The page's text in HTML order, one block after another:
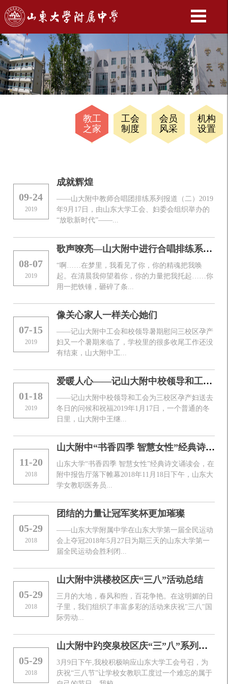
教工
之家
工会
制度
会员
风采
机构
设置
09-24
2019
成就辉煌
——山大附中教师合唱团排练系列报道（二）2019
年9月17日，由山东大学工会、妇委会组织举办的
“放歌新时代”——...
08-07
2019
歌声嘹亮—山大附中进行合唱排练系列报道（一）
“啊……在梦里，我看见了你，你的精魂把我唤
起。在清晨我仰望着你，你的力量把我托起……你
用一把铁锤，砸碎了条...
07-15
2019
像关心家人一样关心她们
——记山大附中工会和校领导暑期慰问三校区孕产
妇又一个暑期来临了，学校里的很多收尾工作还没
有结束，山大附中工...
01-18
2019
爱暖人心——记山大附中校领导和工会为三校区孕产妇送去冬日的问候和祝福
——记山大附中校领导和工会为三校区孕产妇送去
冬日的问候和祝福2019年1月17日，一个普通的冬
日里，山大附中王继...
11-20
2018
山大附中“书香四季 智慧女性”经典诗文诵读会圆满成功
山东大学“书香四季 智慧女性”经典诗文诵读会，在
附中报告厅落下帷幕2018年11月18日下午，山东大
学女教职医务员...
05-29
2018
团结的力量让冠军奖杯更加璀璨
——山东大学附属中学在山东大学第一届全民运动
会上夺冠2018年5月27日为期三天的山东大学第一
届全民运动会胜利闭...
05-29
2018
山大附中洪楼校区庆“三八”活动总结
三月的大地，春风和煦，百花争艳。在这明媚的日
子里，我们组织了丰富多彩的活动来庆祝"三八"国
际劳动...
05-29
2018
山大附中趵突泉校区庆“三”八”系列活动总结
3月9日下午,我校积极响应山东大学工会号召，为
庆祝“三八节”让学校女教职工度过一个难忘的属于